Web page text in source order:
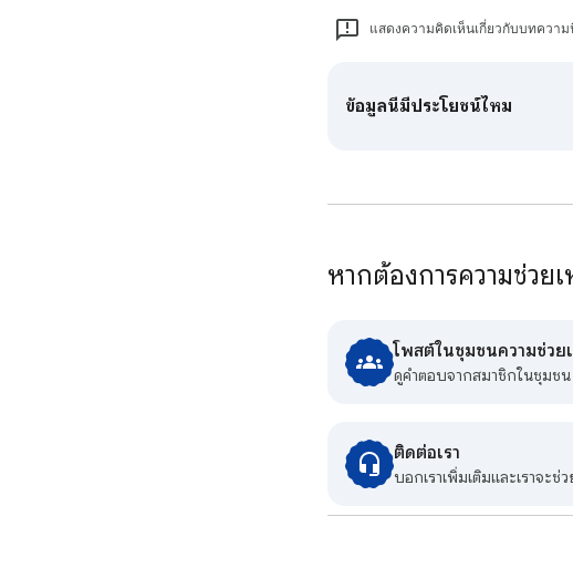
แสดงความคิดเห็นเกี่ยวกับบทความ
ข้อมูลนี้มีประโยชน์ไหม
หากต้องการความช่วย
โพสต์ในชุมชนความช่วย
ดูคําตอบจากสมาชิกในชุมชน
ติดต่อเรา
บอกเราเพิ่มเติมและเราจะ